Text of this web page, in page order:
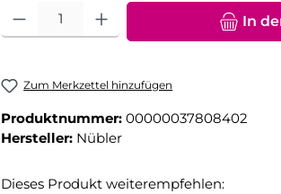
Produkt Anzahl: Gib den gewünschten
In
Zum Merkzettel hinzufügen
Produktnummer: 00000037808402
Hersteller: Nübler
Dieses Produkt weiterempfehlen: